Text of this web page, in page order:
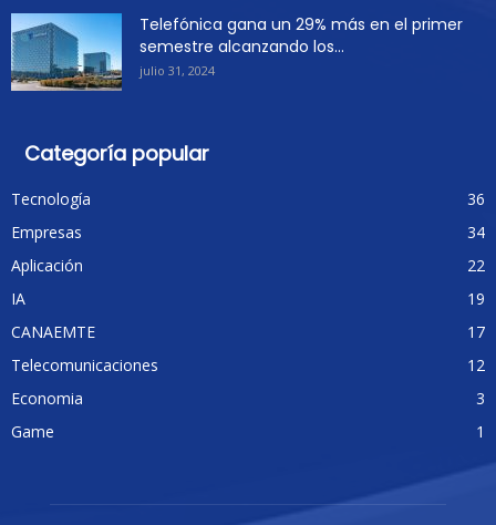
Telefónica gana un 29% más en el primer
semestre alcanzando los...
julio 31, 2024
Categoría popular
Tecnología
36
Empresas
34
Aplicación
22
IA
19
CANAEMTE
17
Telecomunicaciones
12
Economia
3
Game
1